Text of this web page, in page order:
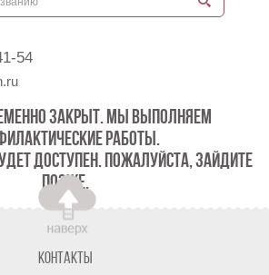
54
ЗАКРЫТ. МЫ ВЫПОЛНЯЕМ
РАБОТЫ.
ДОСТУПЕН. ПОЖАЛУЙСТА, ЗАЙДИТЕ
ПОЗЖЕ.
Контакты